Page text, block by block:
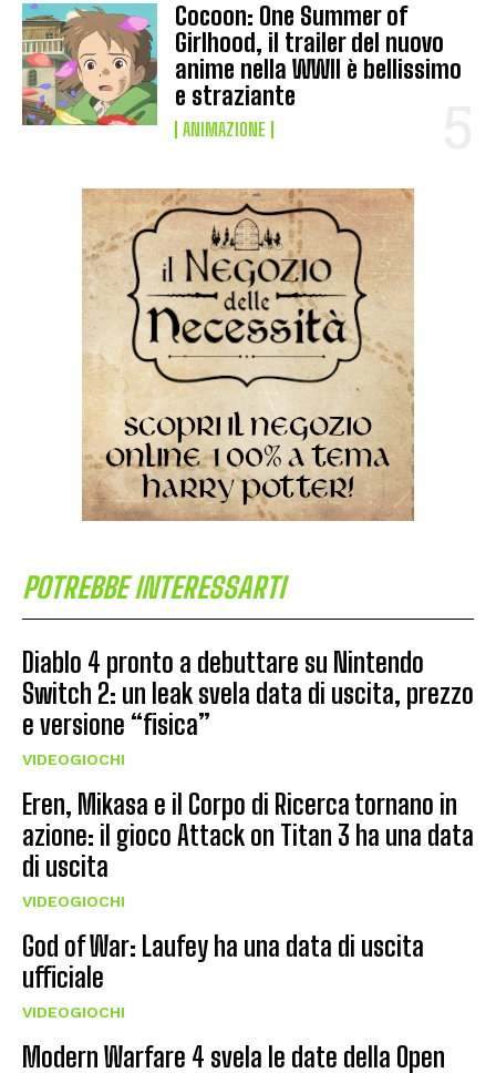
Cocoon: One Summer of
Girlhood, il trailer del nuovo
anime nella WWII è bellissimo
e straziante
ANIMAZIONE
POTREBBE INTERESSARTI
Diablo 4 pronto a debuttare su Nintendo
Switch 2: un leak svela data di uscita, prezzo
e versione “fisica”
VIDEOGIOCHI
Eren, Mikasa e il Corpo di Ricerca tornano in
azione: il gioco Attack on Titan 3 ha una data
di uscita
VIDEOGIOCHI
God of War: Laufey ha una data di uscita
ufficiale
VIDEOGIOCHI
Modern Warfare 4 svela le date della Open